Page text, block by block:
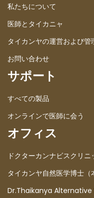
私たちについて
医師とタイカニャ
タイカンヤの運営および管
お問い合わせ
サポート
すべての製品
オンラインで医師に会う
オフィス
ドクターカンナビスクリ
タイカンヤ自然医学博士（
Dr.Thaikanya Alternative